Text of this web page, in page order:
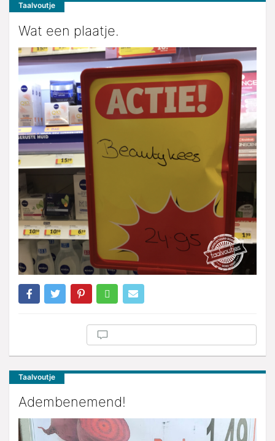
Taalvoutje
Wat een plaatje.
Taalvoutje
Adembenemend!